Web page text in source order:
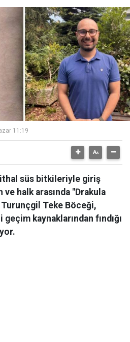
11:19
süs bitkileriyle giriş
halk arasında "Drakula
Teke Böceği,
kaynaklarından fındığı